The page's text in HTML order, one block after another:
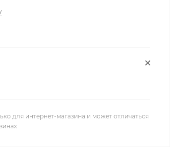
для интернет-магазина и может отличаться